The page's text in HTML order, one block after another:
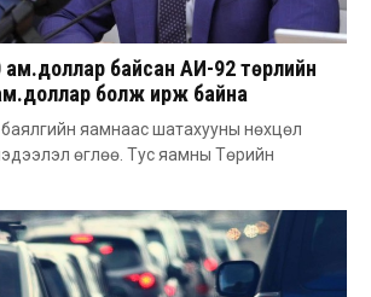
ам.доллар байсан АИ-92 төрлийн
ам.доллар болж ирж байна
яамнаас шатахууны нөхцөл
өглөө. Тус яамны Төрийн